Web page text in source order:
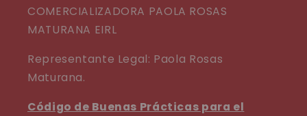
COMERCIALIZADORA PAOLA ROSAS
MATURANA EIRL
Representante Legal: Paola Rosas
Maturana.
Código de Buenas Prácticas para el